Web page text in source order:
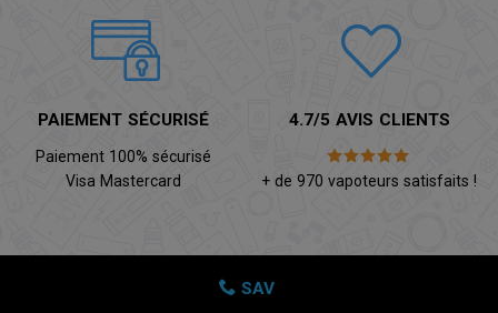
PAIEMENT SÉCURISÉ
Paiement 100% sécurisé
Visa Mastercard
4.7/5 AVIS CLIENTS
+ de 970 vapoteurs satisfaits !
SAV